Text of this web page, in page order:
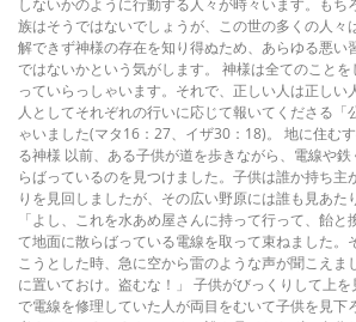
しないかのように行動する人々が時々います。もち
族はそうではないでしょうが、この世の多くの人々
解できず神様の存在を知り得ぬため、あらゆる悪い
ではないかという気がします。 神様は全てのこと
っていらっしゃいます。それで、正しい人は正しい
人としてそれぞれの行いに応じて報いてくださる「
ゃいました(マタ16：27、イザ30：18)。 地に住む
る神様 以前、ある子供が道を歩きながら、電線や
らばっているのを見つけました。子供は誰か持ち主
りを見回しましたが、その広い野原には誰も見あた
「よし、これを水あめ屋さんに持って行って、飴と
て地面に散らばっている電線を取って束ねました。
こうとした時、急に空から雷のような声が聞こえま
に置いておけ。盗むな！」 子供がびっくりして上
で電線を修理していた人が両目をむいて子供を見下